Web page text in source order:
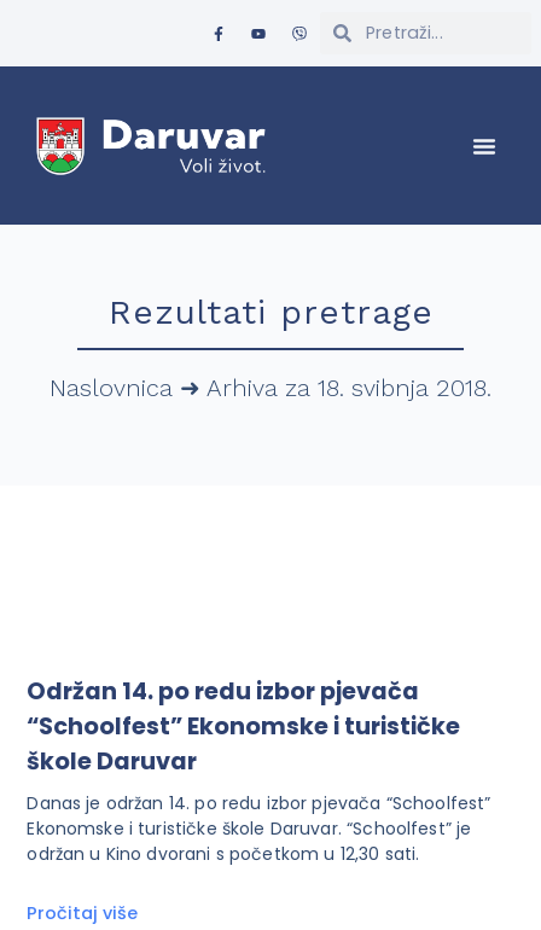
Rezultati pretrage
Naslovnica ➜ Arhiva za 18. svibnja 2018.
Održan 14. po redu izbor pjevača
“Schoolfest” Ekonomske i turističke
škole Daruvar
Danas je održan 14. po redu izbor pjevača “Schoolfest”
Ekonomske i turističke škole Daruvar. “Schoolfest” je
održan u Kino dvorani s početkom u 12,30 sati.
Pročitaj više